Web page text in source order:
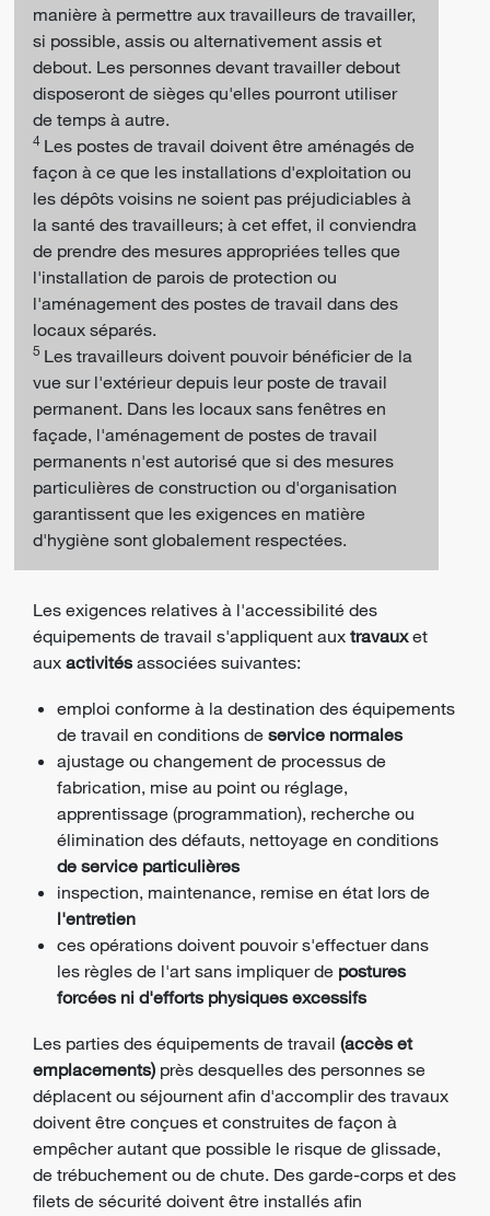
manière à permettre aux travailleurs de travailler,
si possible, assis ou alternativement assis et
debout. Les personnes devant travailler debout
disposeront de sièges qu'elles pourront utiliser
de temps à autre.
4 Les postes de travail doivent être aménagés de
façon à ce que les installations d'exploitation ou
les dépôts voisins ne soient pas préjudiciables à
la santé des travailleurs; à cet effet, il conviendra
de prendre des mesures appropriées telles que
l'installation de parois de protection ou
l'aménagement des postes de travail dans des
locaux séparés.
5 Les travailleurs doivent pouvoir bénéficier de la
vue sur l'extérieur depuis leur poste de travail
permanent. Dans les locaux sans fenêtres en
façade, l'aménagement de postes de travail
permanents n'est autorisé que si des mesures
particulières de construction ou d'organisation
garantissent que les exigences en matière
d'hygiène sont globalement respectées.
Les exigences relatives à l'accessibilité des
équipements de travail s'appliquent aux travauxet
aux activitésassociées suivantes:
emploi conforme à la destination des équipements
de travail en conditions de service normales
ajustage ou changement de processus de
fabrication, mise au point ou réglage,
apprentissage (programmation), recherche ou
élimination des défauts, nettoyage en conditions
de service particulières
inspection, maintenance, remise en état lors de
l'entretien
ces opérations doivent pouvoir s'effectuer dans
les règles de l'art sans impliquer de postures
forcées ni d'efforts physiques excessifs
Les parties des équipements de travail (accès et
emplacements) près desquelles des personnes se
déplacent ou séjournent afin d'accomplir des travaux
doivent être conçues et construites de façon à
empêcher autant que possible le risque de glissade,
de trébuchement ou de chute. Des garde-corps et des
filets de sécurité doivent être installés afin